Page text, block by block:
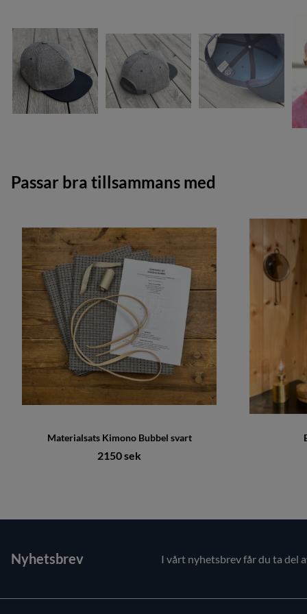
Passar bra tillsammans med
Materialsats Kimono Bubbel svart
2150 sek
Nyhetsbrev I vårt nyhetsbrev får du ta del